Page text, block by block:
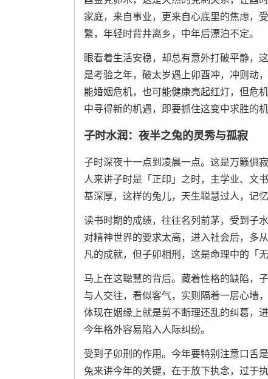
家庭，来自事业，更来自心底里的焦虑，
繁，年轻时背井离乡，中年后漂泊不定。
眼看着生活安稳，却总有意外打破平静，
是考验之年，破太岁遇上卯酉冲，冲则动
能婚姻危机，也可能健康亮起红灯，但危
中寻得新的机遇，即要抓住这变中求胜的
子时水润：夜半之兔的灵秀与孤寂
子时深夜十一点到凌晨一点。这是万籁俱
人来讲子时是「正印」之时，主学业、文
基深厚，这样的兔儿，天生聪慧过人，记
读书时期的成绩，往往名列前茅，受到子
对精神世界的要求太高，进入社会后，多
凡的成就，但子卯相刑，这是命理中的「无
马上在这聪慧的背后。藏着性格的缺陷，
与人交往，看似客气，实则隔着一层心墙
体现在姻缘上就是剪不断理还乱的纠葛，
今年格外容易陷入人际纠纷。
受到子卯刑的作用。今年要特别注意口舌
兔来讲今年的关键，在于放下执念，过于